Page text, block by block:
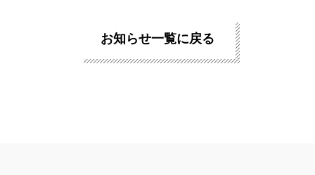
お知らせ一覧に戻る